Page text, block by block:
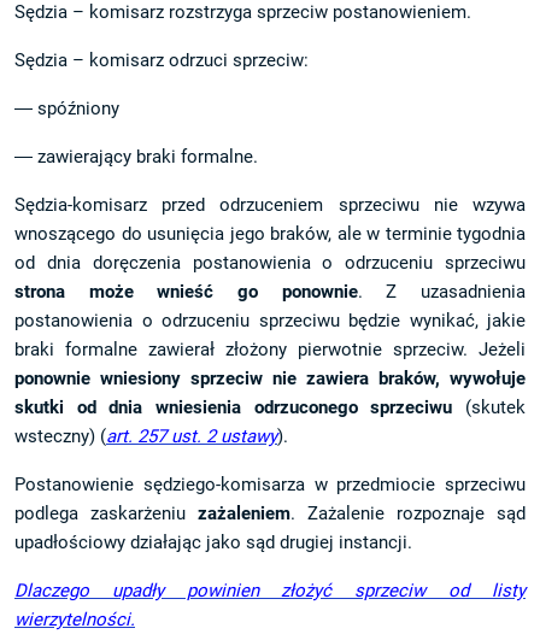
Sędzia – komisarz rozstrzyga sprzeciw postanowieniem.
Sędzia – komisarz odrzuci sprzeciw:
― spóźniony
― zawierający braki formalne.
Sędzia-komisarz przed odrzuceniem sprzeciwu nie wzywa
wnoszącego do usunięcia jego braków, ale w terminie tygodnia
od dnia doręczenia postanowienia o odrzuceniu sprzeciwu
strona może wnieść go ponownie. Z uzasadnienia
postanowienia o odrzuceniu sprzeciwu będzie wynikać, jakie
braki formalne zawierał złożony pierwotnie sprzeciw. Jeżeli
ponownie wniesiony sprzeciw nie zawiera braków, wywołuje
skutki od dnia wniesienia odrzuconego sprzeciwu (skutek
wsteczny) (art. 257 ust. 2 ustawy).
Postanowienie sędziego-komisarza w przedmiocie sprzeciwu
podlega zaskarżeniu zażaleniem. Zażalenie rozpoznaje sąd
upadłościowy działając jako sąd drugiej instancji.
Dlaczego upadły powinien złożyć sprzeciw od listy
wierzytelności.